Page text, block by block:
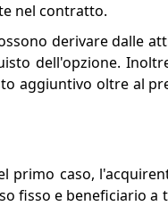
nel contratto.
derivare dalle
dell'opzione.
aggiuntivo oltre al
primo caso,
fisso e beneficiario a